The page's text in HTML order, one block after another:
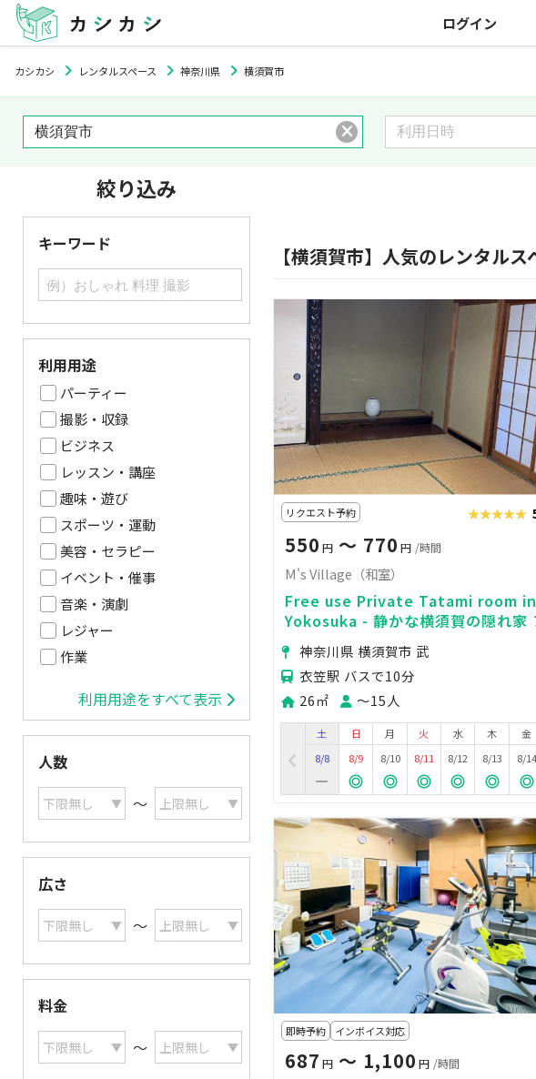
ログイン
カシカシ レンタルスペース 神奈川県 横須賀市
絞り込み
キーワード
利用用途
パーティー
撮影・収録
ビジネス
レッスン・講座
趣味・遊び
スポーツ・運動
美容・セラピー
イベント・催事
音楽・演劇
レジャー
作業
利用用途をすべて表示
人数
〜
広さ
〜
料金
〜
【横須賀市】人気のレンタルス
リクエスト予約 ★★★★★
★★★★★
550 円 〜 770 円 /時間
M's Village（和室）
Free use Private Tatami room in
Yokosuka - 静かな横須賀の隠れ家
ー 神奈川県 横須賀市 武
衣笠駅 バスで10分
26㎡
〜15人
土
8/8
日
8/9
月
8/10
火
8/11
水
8/12
木
8/13
金
8/14
即時予約 インボイス対応
687 円 〜 1,100 円 /時間